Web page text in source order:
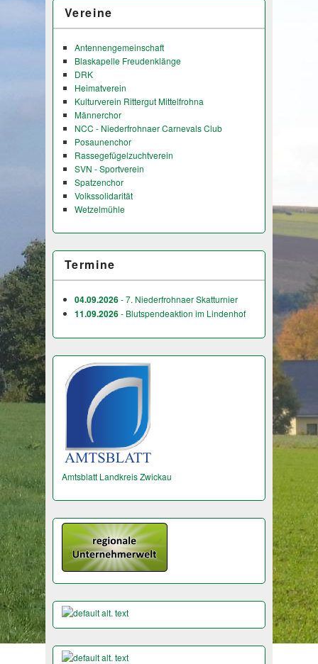
Vereine
Antennengemeinschaft
Blaskapelle Freudenklänge
DRK
Heimatverein
Kulturverein Rittergut Mittelfrohna
Männerchor
NCC - Niederfrohnaer Carnevals Club
Posaunenchor
Rassegefügelzuchtverein
SVN - Sportverein
Spatzenchor
Volkssolidarität
Wetzelmühle
Termine
04.09.2026- 7. Niederfrohnaer Skatturnier
11.09.2026- Blutspendeaktion im Lindenhof
Amtsblatt Landkreis Zwickau